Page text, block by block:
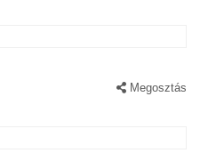
Megosztás